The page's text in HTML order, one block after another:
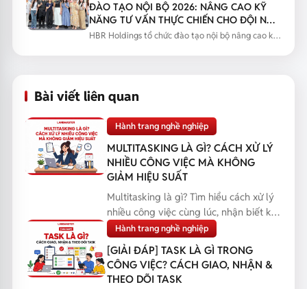
ĐÀO TẠO NỘI BỘ 2026: NÂNG CAO KỸ
NĂNG TƯ VẤN THỰC CHIẾN CHO ĐỘI NGŨ
SALES
HBR Holdings tổ chức đào tạo nội bộ nâng cao kỹ
Bài viết liên quan
Hành trang nghề nghiệp
MULTITASKING LÀ GÌ? CÁCH XỬ LÝ
NHIỀU CÔNG VIỆC MÀ KHÔNG
GIẢM HIỆU SUẤT
Multitasking là gì? Tìm hiểu cách xử lý
nhiều công việc cùng lúc, nhận biết khi
nào nên đa...
Hành trang nghề nghiệp
[GIẢI ĐÁP] TASK LÀ GÌ TRONG
CÔNG VIỆC? CÁCH GIAO, NHẬN &
THEO DÕI TASK